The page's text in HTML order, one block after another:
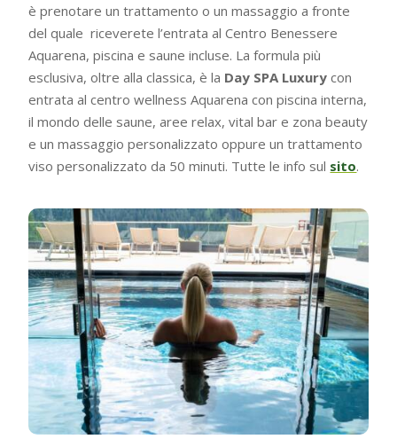
è prenotare un trattamento o un massaggio a fronte
del quale riceverete l’entrata al Centro Benessere
Aquarena, piscina e saune incluse. La formula più
esclusiva, oltre alla classica, è la Day SPA Luxurycon
entrata al centro wellness Aquarena con piscina interna,
il mondo delle saune, aree relax, vital bar e zona beauty
e un massaggio personalizzato oppure un trattamento
viso personalizzato da 50 minuti. Tutte le info sul sito.